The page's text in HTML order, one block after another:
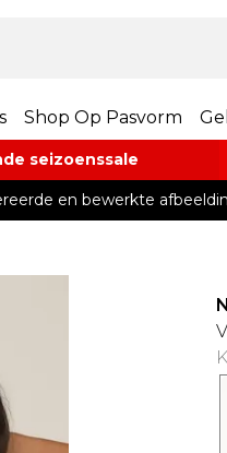
Shop Op Pasvorm
seizoenssale
en bewerkte